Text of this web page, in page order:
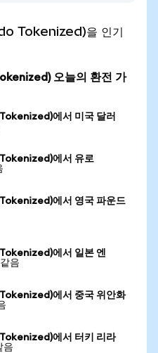
Tokenized)을 인기
오늘의 환전 가
에서 미국 달러
에서 유로
에서 영국 파운드
에서 일본 엔
음
에서 중국 위안화
에서 터키 리라
음